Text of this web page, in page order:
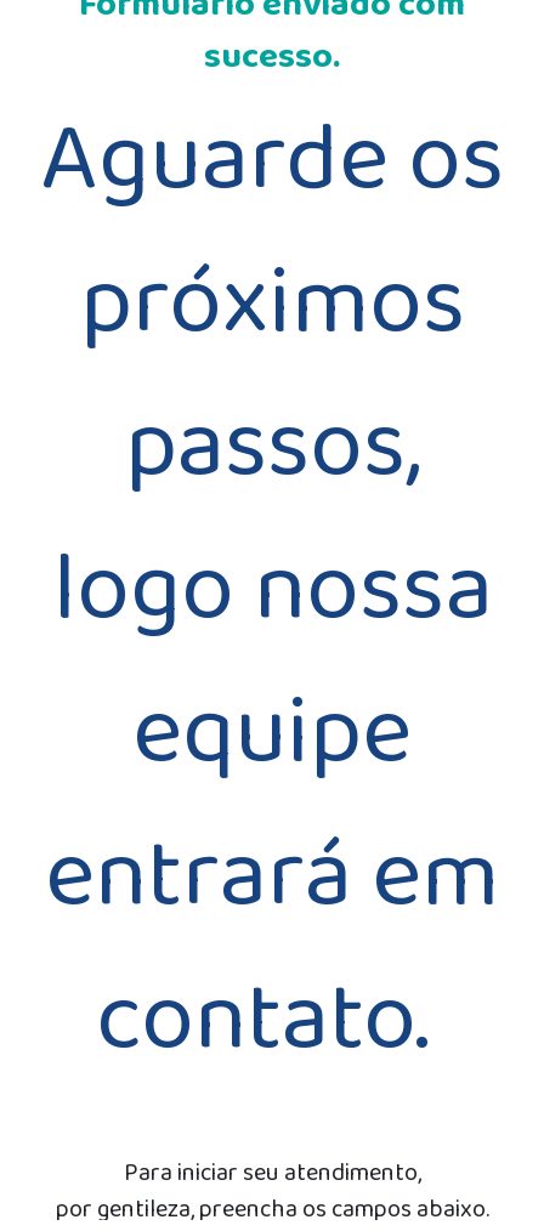
sucesso.
Aguarde os
próximos
passos,
logo nossa
equipe
entrará em
contato.
Para iniciar seu atendimento,
por gentileza, preencha os campos abaixo.